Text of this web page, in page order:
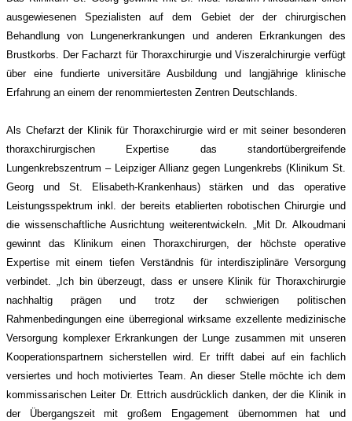
ausgewiesenen Spezialisten auf dem Gebiet der der chirurgischen
Behandlung von Lungenerkrankungen und anderen Erkrankungen des
Brustkorbs. Der Facharzt für Thoraxchirurgie und Viszeralchirurgie verfügt
über eine fundierte universitäre Ausbildung und langjährige klinische
Erfahrung an einem der renommiertesten Zentren Deutschlands.
Als Chefarzt der Klinik für Thoraxchirurgie wird er mit seiner besonderen
thoraxchirurgischen Expertise das standortübergreifende
Lungenkrebszentrum – Leipziger Allianz gegen Lungenkrebs (Klinikum St.
Georg und St. Elisabeth-Krankenhaus) stärken und das operative
Leistungsspektrum inkl. der bereits etablierten robotischen Chirurgie und
die wissenschaftliche Ausrichtung weiterentwickeln. „Mit Dr. Alkoudmani
gewinnt das Klinikum einen Thoraxchirurgen, der höchste operative
Expertise mit einem tiefen Verständnis für interdisziplinäre Versorgung
verbindet. „Ich bin überzeugt, dass er unsere Klinik für Thoraxchirurgie
nachhaltig prägen und trotz der schwierigen politischen
Rahmenbedingungen eine überregional wirksame exzellente medizinische
Versorgung komplexer Erkrankungen der Lunge zusammen mit unseren
Kooperationspartnern sicherstellen wird. Er trifft dabei auf ein fachlich
versiertes und hoch motiviertes Team. An dieser Stelle möchte ich dem
kommissarischen Leiter Dr. Ettrich ausdrücklich danken, der die Klinik in
der Übergangszeit mit großem Engagement übernommen hat und